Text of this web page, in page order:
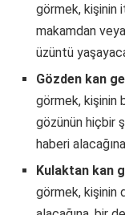
görmek, kişinin
makamdan
üzüntü
Gözden kan
görmek, kişinin
gözünün hiçbir
haberi
Kulaktan kan
görmek, kişinin